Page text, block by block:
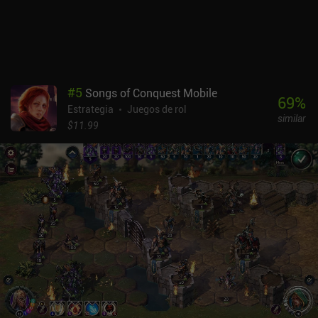
#5 Songs of Conquest Mobile
Estrategia
Juegos de rol
$11.99
69%
similar